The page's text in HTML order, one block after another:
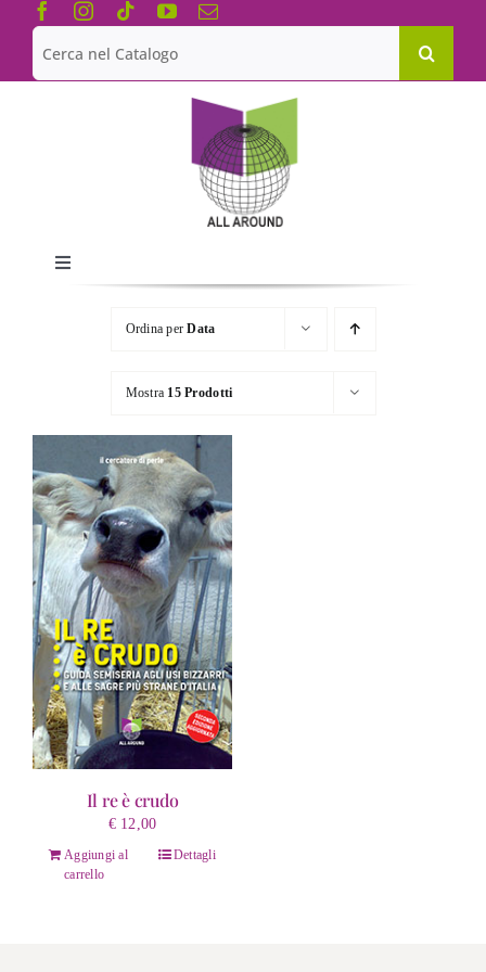
Salta
contenuto
Cerca
per:
Toggle
Navigation
Chi siamo
Le Collane
Catalogo
Ordina perData
Mostra 15 Prodotti
Il re è crudo
€12,00
Aggiungi al
carrello
Dettagli